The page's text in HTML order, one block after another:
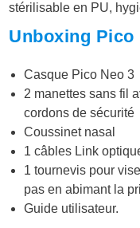
stérilisable en PU,
Unboxing Pico
Casque Pico Neo 3
2 manettes sans fil
cordons de sécurité
Coussinet nasal
1 câbles Link
1 tournevis pour
pas en abimant la
Guide utilisateur.